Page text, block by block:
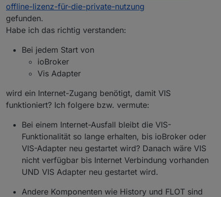
offline-lizenz-für-die-private-nutzung
gefunden.
Habe ich das richtig verstanden:
Bei jedem Start von
ioBroker
Vis Adapter
wird ein Internet-Zugang benötigt, damit VIS
funktioniert? Ich folgere bzw. vermute:
Bei einem Internet-Ausfall bleibt die VIS-
Funktionalität so lange erhalten, bis ioBroker oder
VIS-Adapter neu gestartet wird? Danach wäre VIS
nicht verfügbar bis Internet Verbindung vorhanden
UND VIS Adapter neu gestartet wird.
Andere Komponenten wie History und FLOT sind